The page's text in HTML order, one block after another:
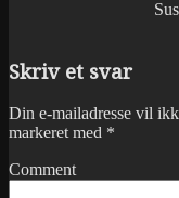
Skriv et svar
Din e-mailadresse vil
markeret med *
Comment